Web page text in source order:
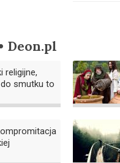
Deon.pl
religijne,
smutku to